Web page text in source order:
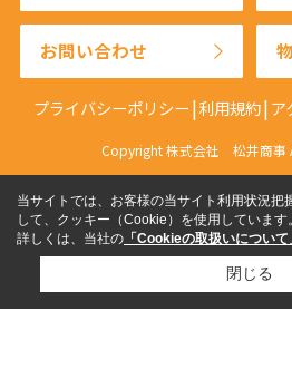
お問い合わせ
プライバシーポリシー 利用規約 ア
Copyright 株式会社 松井商事
当サイトでは、お客様の当サイト利用状況把
して、クッキー（Cookie）を使用しています。
詳しくは、当社の 「Cookieの取扱いについて
閉じる